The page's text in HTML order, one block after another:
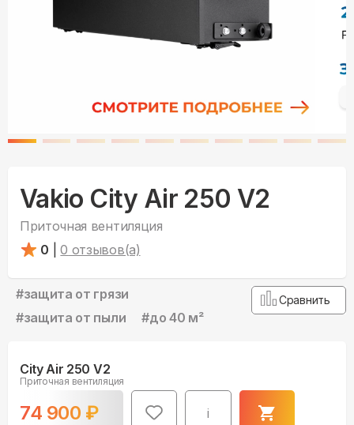
Vakio City Air 250 V2
Приточная вентиляция
0
0 отзывов(а)
#защита от грязи
#защита от пыли #до 40 м²
Сравнить
City Air 250 V2
Приточная вентиляция
74 900 ₽ i